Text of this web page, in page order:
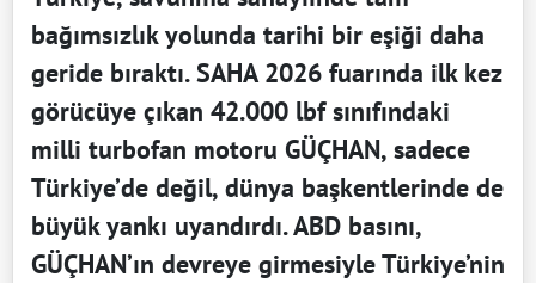
bağımsızlık yolunda tarihi bir eşiği daha
geride bıraktı. SAHA 2026 fuarında ilk kez
görücüye çıkan 42.000 lbf sınıfındaki
milli turbofan motoru GÜÇHAN, sadece
Türkiye’de değil, dünya başkentlerinde de
büyük yankı uyandırdı. ABD basını,
GÜÇHAN’ın devreye girmesiyle Türkiye’nin